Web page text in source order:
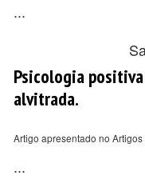
...
Psicologia
alvitrada.
Artigo apresentado no
...